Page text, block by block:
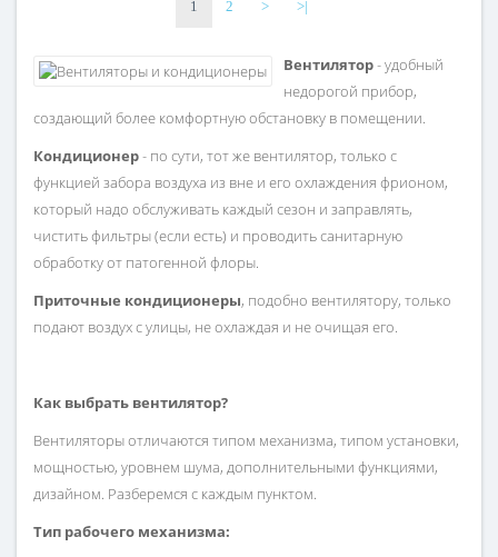
1 2 > >|
Вентилятор- удобный
недорогой прибор,
создающий более комфортную обстановку в помещении.
Кондиционер- по сути, тот же вентилятор, только с
функцией забора воздуха из вне и его охлаждения фрионом,
который надо обслуживать каждый сезон и заправлять,
чистить фильтры (если есть) и проводить санитарную
обработку от патогенной флоры.
Приточные кондиционеры, подобно вентилятору, только
подают воздух с улицы, не охлаждая и не очищая его.
Как выбрать вентилятор?
Вентиляторы отличаются типом механизма, типом установки,
мощностью, уровнем шума, дополнительными функциями,
дизайном. Разберемся с каждым пунктом.
Тип рабочего механизма: